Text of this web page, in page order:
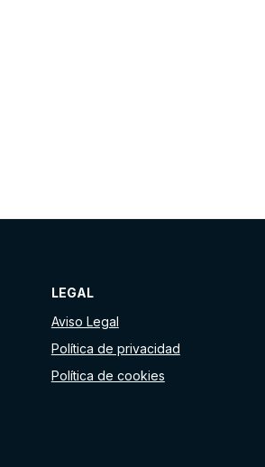
LEGAL
Aviso Legal
Política de privacidad
Política de cookies